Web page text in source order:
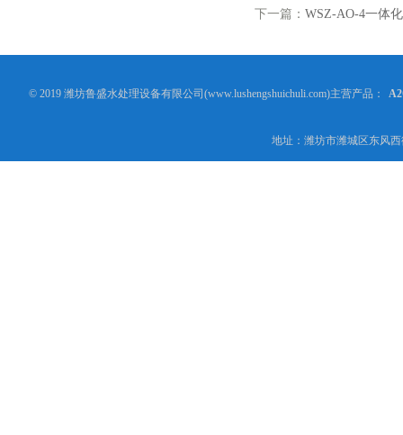
下一篇： WSZ-AO-4一体
© 2019 潍坊鲁盛水处理设备有限公司(www.lushengshuichuli.com)主营产品：
地址：潍坊市潍城区东风